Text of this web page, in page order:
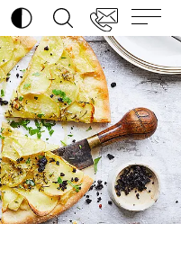
SUCHE ÖFFNEN